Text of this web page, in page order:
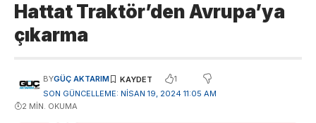
Hattat Traktör’den Avrupa’ya
çıkarma
SON GÜNCELLEME: NISAN 19, 2024 11:05 AM
BYGÜÇ AKTARIM 1
2 MIN. OKUMA